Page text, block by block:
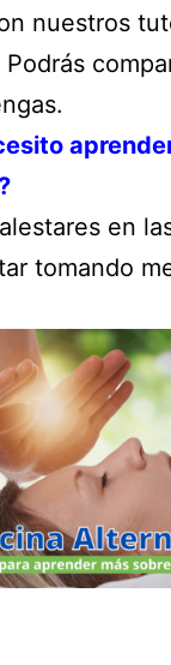
nuestros
en
tomando